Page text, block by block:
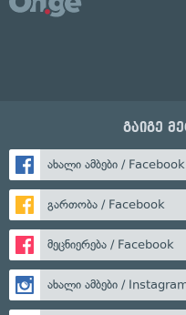
გაიგე
ახალი ამბები / Facebook
გართობა / Facebook
მეცნიერება / Facebook
ახალი ამბები /